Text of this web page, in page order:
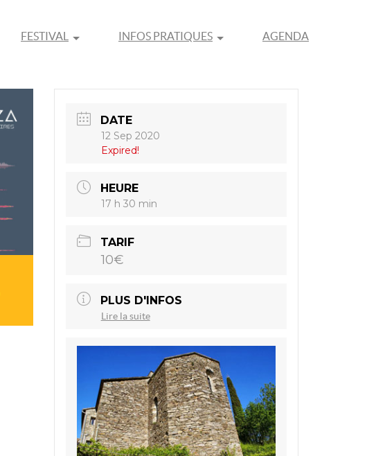
FESTIVAL INFOS PRATIQUES AGENDA
DATE
12 Sep 2020
Expired!
HEURE
17 h 30 min
TARIF
10€
PLUS D'INFOS
Lire la suite